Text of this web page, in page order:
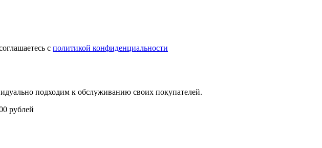
с политикой конфиденциальности
подходим к обслуживанию своих покупателей.
рублей